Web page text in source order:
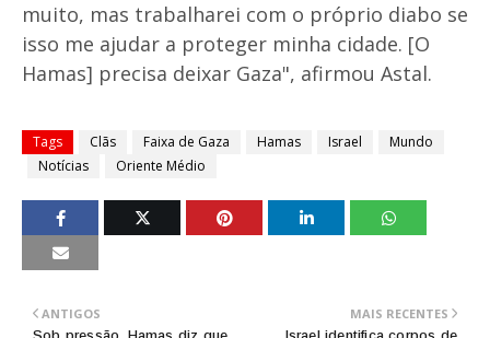
muito, mas trabalharei com o próprio diabo se
isso me ajudar a proteger minha cidade. [O
Hamas] precisa deixar Gaza", afirmou Astal.
Tags Clãs Faixa de Gaza Hamas Israel
Mundo
Notícias
Oriente Médio
MAIS RECENTES
ANTIGOS